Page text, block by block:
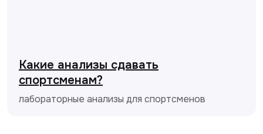
Какие анализы сдавать
спортсменам?
лабораторные анализы для спортсменов